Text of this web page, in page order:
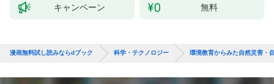
キャンペーン 無料
漫画無料試し読みならdブック 科学・テクノロジー 環境教育からみた自然災害・